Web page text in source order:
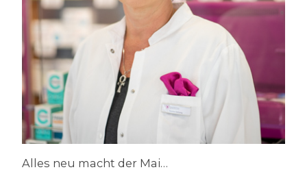
Alles neu macht der Mai…